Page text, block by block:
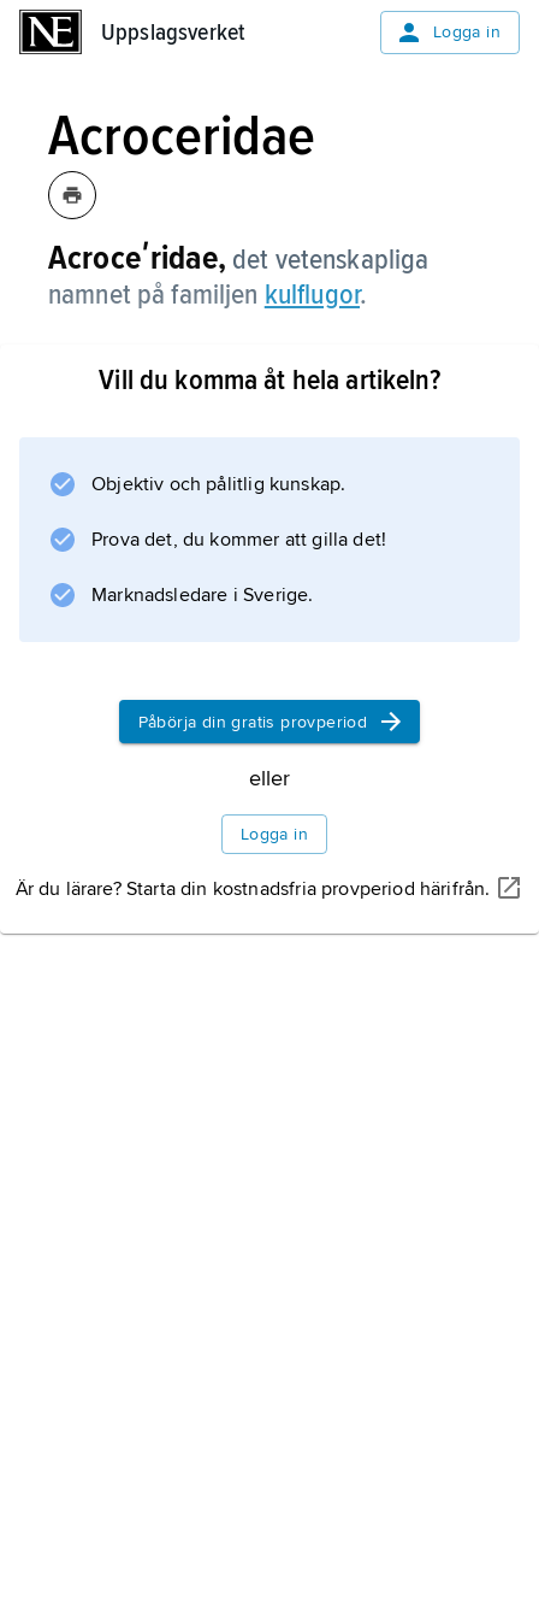
Uppslagsverket Logga in
Acroceridae
Acroceʹridae, det vetenskapliga
namnet på familjen kulflugor.
Vill du komma åt hela artikeln?
Objektiv och pålitlig kunskap.
Prova det, du kommer att gilla det!
Marknadsledare i Sverige.
Påbörja din gratis provperiod
eller
Logga in
Är du lärare? Starta din kostnadsfria provperiod härifrån.